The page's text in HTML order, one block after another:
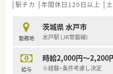
駅チカ 年間休日120日以上
勤務地
茨城県 水戸市
水戸駅 (JR常磐線)
給与
時給2,000円～2,200
※経験・条件考慮し決定